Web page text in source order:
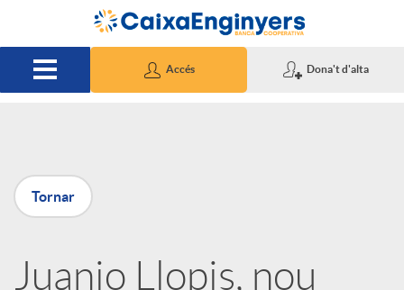
Salta al contingut principal
Accés Dona't d'alta
P
u
Tornar
Juanjo Llopis, nou